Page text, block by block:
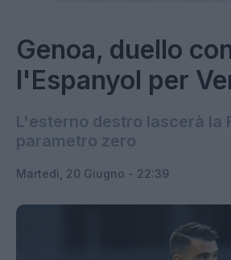
Genoa, duello
l'Espanyol per
L'esterno destro lascerà la
parametro zero
Martedì, 20 Giugno - 22:39